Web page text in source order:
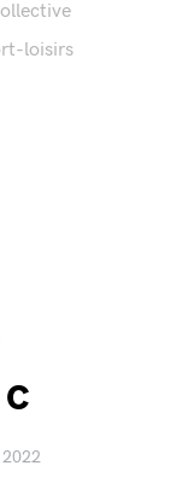
loisirs